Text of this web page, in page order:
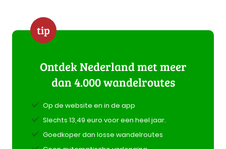
tip
Ontdek Nederland met meer
dan 4.000 wandelroutes
Op de website en in de app
Slechts 13,49 euro voor een heel jaar.
Goedkoper dan losse wandelroutes